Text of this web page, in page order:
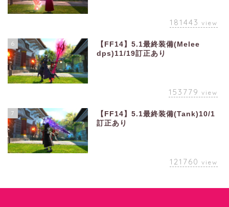
181443 view
6
【FF14】5.1最終装備(Melee
dps)11/19訂正あり
153779 view
7
【FF14】5.1最終装備(Tank)10/1
訂正あり
121760 view